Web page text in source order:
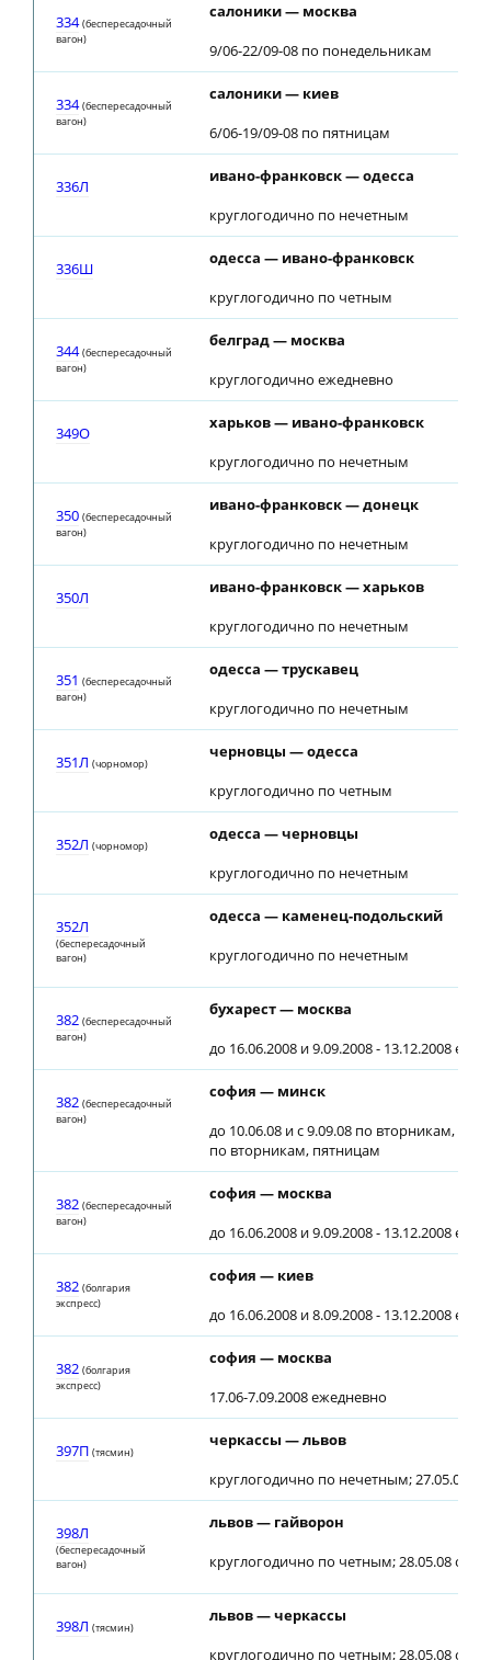
334 (беспересадочный
вагон)
салоники — москва
9/06-22/09-08 по понедельникам
334 (беспересадочный
вагон)
салоники — киев
6/06-19/09-08 по пятницам
336Л
ивано-франковск — одесса
круглогодично по нечетным
336Ш
одесса — ивано-франковск
круглогодично по четным
344 (беспересадочный
вагон)
белград — москва
круглогодично ежедневно
349О
харьков — ивано-франковск
круглогодично по нечетным
350 (беспересадочный
вагон)
ивано-франковск — донецк
круглогодично по нечетным
350Л
ивано-франковск — харьков
круглогодично по нечетным
351 (беспересадочный
вагон)
одесса — трускавец
круглогодично по нечетным
351Л (чорномор)
черновцы — одесса
круглогодично по четным
352Л (чорномор)
одесса — черновцы
круглогодично по нечетным
352Л
(беспересадочный
вагон)
одесса — каменец-подольский
круглогодично по нечетным
382 (беспересадочный
вагон)
бухарест — москва
до 16.06.2008 и 9.09.2008 - 13.12.2008
382 (беспересадочный
вагон)
софия — минск
до 10.06.08 и с 9.09.08 по вторникам,
по вторникам, пятницам
382 (беспересадочный
вагон)
софия — москва
до 16.06.2008 и 9.09.2008 - 13.12.2008
382 (болгария
экспресс)
софия — киев
до 16.06.2008 и 8.09.2008 - 13.12.2008
382 (болгария
экспресс)
софия — москва
17.06-7.09.2008 ежедневно
397П (тясмин)
черкассы — львов
круглогодично по нечетным; 27.05.08
398Л
(беспересадочный
вагон)
львов — гайворон
круглогодично по четным; 28.05.08
398Л (тясмин)
львов — черкассы
круглогодично по четным; 28.05.08